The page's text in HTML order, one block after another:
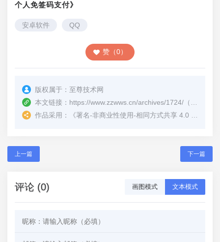
个人免签码支付》
安卓软件 QQ
赞（0）
版权属于： 至尊技术网
本文链接： https://www.zzwws.cn/archives/1724/ （转载时请注明本文出处及文章链接）
作品采用：
《署名-非商业性使用-相同方式共享 4.0 国际 (CC BY-NC-SA 4.0)
上一篇 下一篇
评论 (0) 画图模式 文本模式